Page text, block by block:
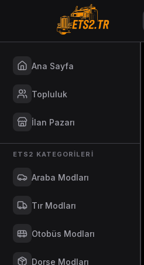
Ana Sayfa
Topluluk
İlan Pazarı
ETS2 KATEGORILERI
Araba Modları
Tır Modları
Otobüs Modları
Dorse Modları